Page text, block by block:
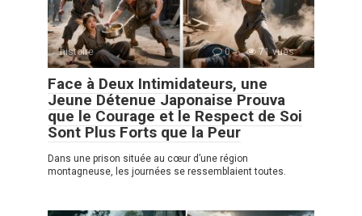
histoire 0 71 vues
Face à Deux Intimidateurs, une
Jeune Détenue Japonaise Prouva
que le Courage et le Respect de Soi
Sont Plus Forts que la Peur
Dans une prison située au cœur d’une région
montagneuse, les journées se ressemblaient toutes.